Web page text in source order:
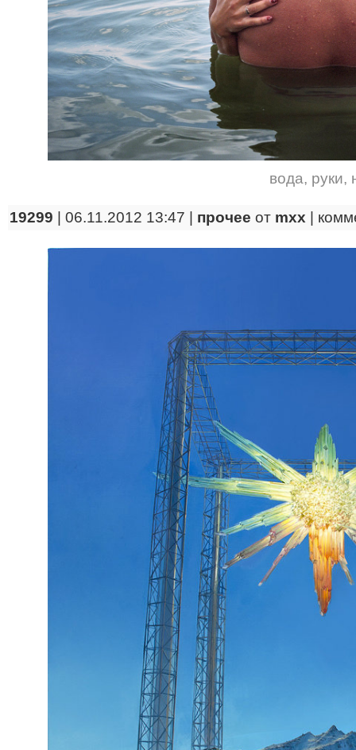
вода, руки,
19299 | 06.11.2012 13:47 | прочее от mxx